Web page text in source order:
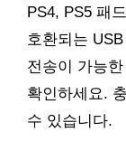
PS4, PS5 패
호환되는
전송이 가능
확인하세요.
수 있습니다.